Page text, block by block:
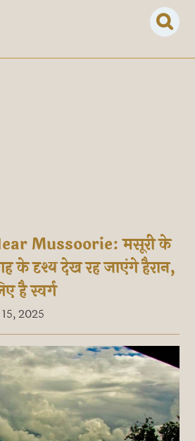
Mussoorie: मसूरी के
के दृश्य देख रह जाएंगे हैरान,
है स्वर्ग
2025